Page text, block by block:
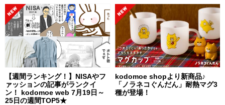
【週間ランキング！】NISAやフ
ァッションの記事がランクイ
ン！ kodomoe web 7月19日～
25日の週間TOP5★
kodomoe shopより新商品♪
「ノラネコぐんだん」耐熱マグ3
種が登場！